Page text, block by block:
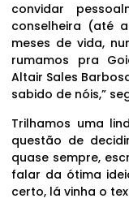
convidar
conselheira (até
meses de vida,
rumamos pra
Altair Sales
sabido de nóis,”
Trilhamos uma
questão de
quase sempre,
falar da ótima
certo, lá vinha o